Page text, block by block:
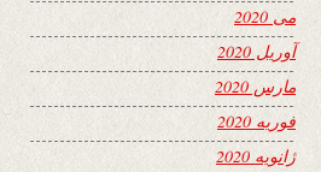
می 2020
آوریل 2020
مارس 2020
فوریه 2020
ژانویه 2020